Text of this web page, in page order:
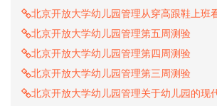
北京开放大学幼儿园管理从穿高跟鞋上班
北京开放大学幼儿园管理第五周测验
北京开放大学幼儿园管理第四周测验
北京开放大学幼儿园管理第三周测验
北京开放大学幼儿园管理关于幼儿园的现